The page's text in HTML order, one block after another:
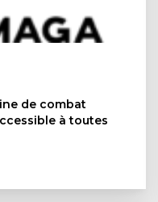
de combat
à toutes